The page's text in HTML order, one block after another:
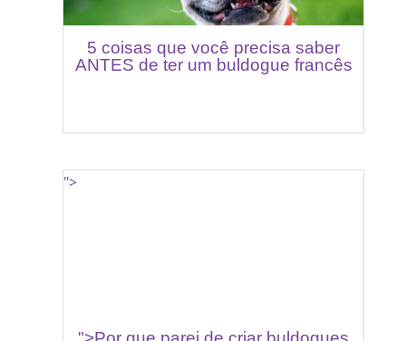
5 coisas que você precisa saber
ANTES de ter um buldogue francês
">